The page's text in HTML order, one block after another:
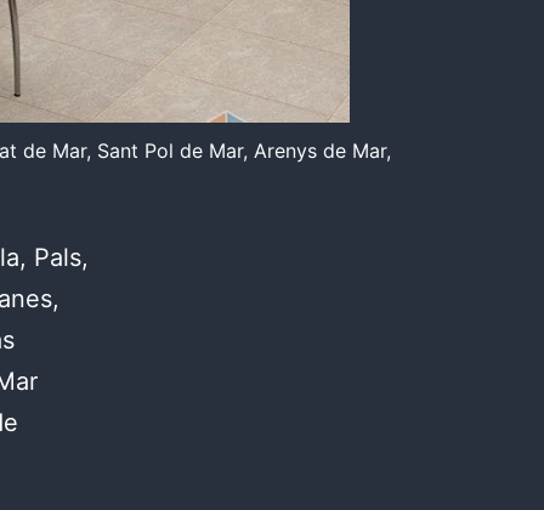
de Mar, Sant Pol de Mar, Arenys de Mar,
Pals,